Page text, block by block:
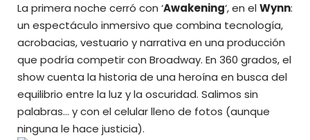
La primera noche cerró con ‘Awakening‘, en elWynn:
un espectáculo inmersivo que combina tecnología,
acrobacias, vestuario y narrativa en una producción
que podría competir con Broadway. En 360 grados, el
show cuenta la historia de una heroína en busca del
equilibrio entre la luz y la oscuridad. Salimos sin
palabras… y con el celular lleno de fotos (aunque
ninguna le hace justicia).